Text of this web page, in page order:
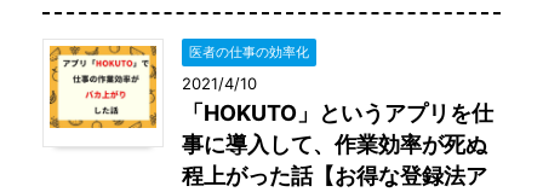
医者の仕事の効率化
2021/4/10
「HOKUTO」というアプリを仕
事に導入して、作業効率が死ぬ
程上がった話【お得な登録法ア